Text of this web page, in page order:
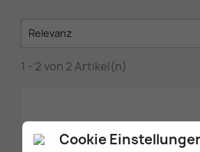
Cookie
Relevanz
1 - 2 von 2 Artikel(n)